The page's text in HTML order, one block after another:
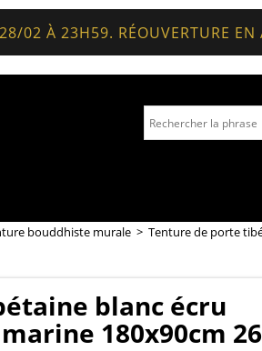
02 À 23H59. RÉOUVERTURE
bouddhiste murale > Tenture de porte
blanc écru
180x90cm